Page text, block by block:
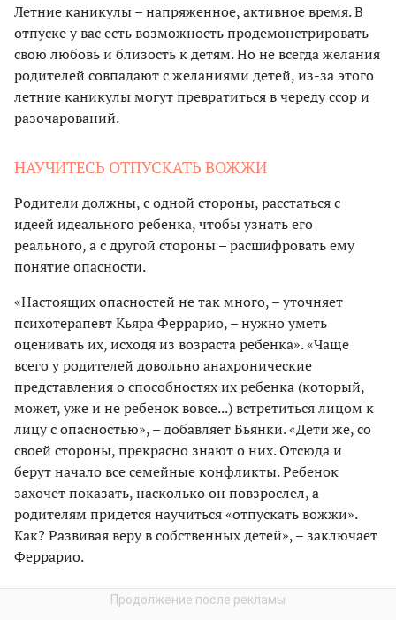
Летние каникулы – напряженное, активное время. В
отпуске у вас есть возможность продемонстрировать
свою любовь и близость к детям. Но не всегда желания
родителей совпадают с желаниями детей, из-за этого
летние каникулы могут превратиться в череду ссор и
разочарований.
НАУЧИТЕСЬ ОТПУСКАТЬ ВОЖЖИ
Родители должны, с одной стороны, расстаться с
идеей идеального ребенка, чтобы узнать его
реального, а с другой стороны – расшифровать ему
понятие опасности.
«Настоящих опасностей не так много, – уточняет
психотерапевт Кьяра Феррарио, – нужно уметь
оценивать их, исходя из возраста ребенка». «Чаще
всего у родителей довольно анахронические
представления о способностях их ребенка (который,
может, уже и не ребенок вовсе...) встретиться лицом к
лицу с опасностью», – добавляет Бьянки. «Дети же, со
своей стороны, прекрасно знают о них. Отсюда и
берут начало все семейные конфликты. Ребенок
захочет показать, насколько он повзрослел, а
родителям придется научиться «отпускать вожжи».
Как? Развивая веру в собственных детей», – заключает
Феррарио.